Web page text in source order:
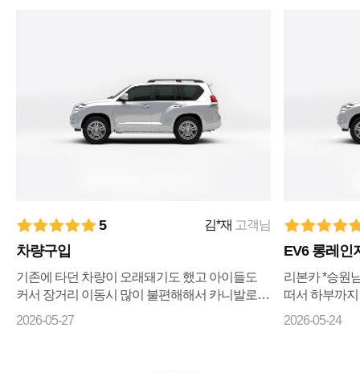
5 김*재 고객님
차량구입
기존에 타던 차량이 오래돼기도 했고 아이들도
커서 장거리 이동시 많이 불편해해서 카니발로
바꾸자 마음먹고 ㅋㅇㅋ 나 ㅇㅋ 꾸준히 매물검
2026-05-27
EV6 롱레인
리본카 *승원
떠서 하부까
리상태까지
2026-05-24